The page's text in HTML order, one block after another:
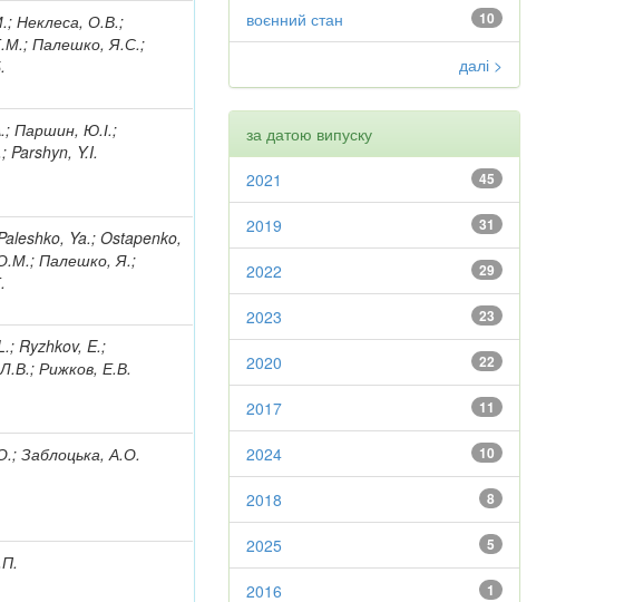
Неклеса, О.В.;
Палешко, Я.С.;
Паршин, Ю.І.;
Parshyn, Y.I.
Ya.; Ostapenko,
Палешко, Я.;
Ryzhkov, E.;
Рижков, Е.В.
Заблоцька, А.О.
10
воєнний стан
далі >
за датою випуску
45
2021
31
2019
29
2022
23
2023
22
2020
11
2017
10
2024
8
2018
5
2025
1
2016